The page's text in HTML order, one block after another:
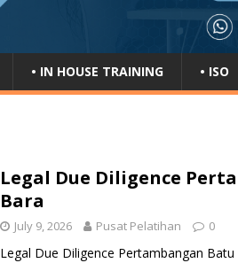
• IN HOUSE TRAINING • ISO
Legal Due Diligence
Bara
July 9, 2026 Pusat Pelatihan 0
Legal Due Diligence Pertambangan